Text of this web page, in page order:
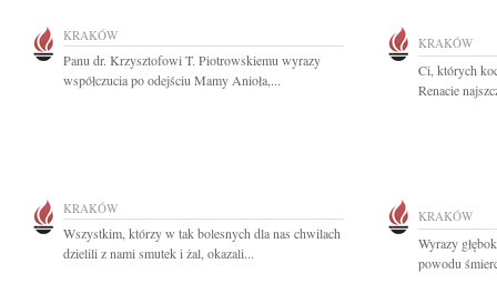
KRAKÓW
Panu dr. Krzysztofowi T. Piotrowskiemu wyrazy
współczucia po odejściu Mamy Anioła,...
KRAKÓW
Ci, których
Renacie
KRAKÓW
Wszystkim, którzy w tak bolesnych dla nas chwilach
dzielili z nami smutek i żal, okazali...
KRAKÓW
Wyrazy
powodu